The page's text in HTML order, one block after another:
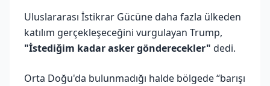
Uluslararası İstikrar Gücüne daha fazla ülkeden
katılım gerçekleşeceğini vurgulayan Trump,
"İstediğim kadar asker gönderecekler" dedi.
Orta Doğu'da bulunmadığı halde bölgede “barışı